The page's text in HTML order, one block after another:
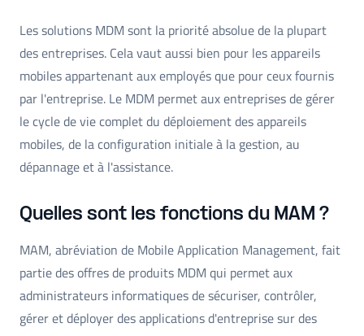
Les solutions MDM sont la priorité absolue de la plupart
des entreprises. Cela vaut aussi bien pour les appareils
mobiles appartenant aux employés que pour ceux fournis
par l'entreprise. Le MDM permet aux entreprises de gérer
le cycle de vie complet du déploiement des appareils
mobiles, de la configuration initiale à la gestion, au
dépannage et à l'assistance.
Quelles sont les fonctions du MAM ?
MAM, abréviation de Mobile Application Management, fait
partie des offres de produits MDM qui permet aux
administrateurs informatiques de sécuriser, contrôler,
gérer et déployer des applications d'entreprise sur des